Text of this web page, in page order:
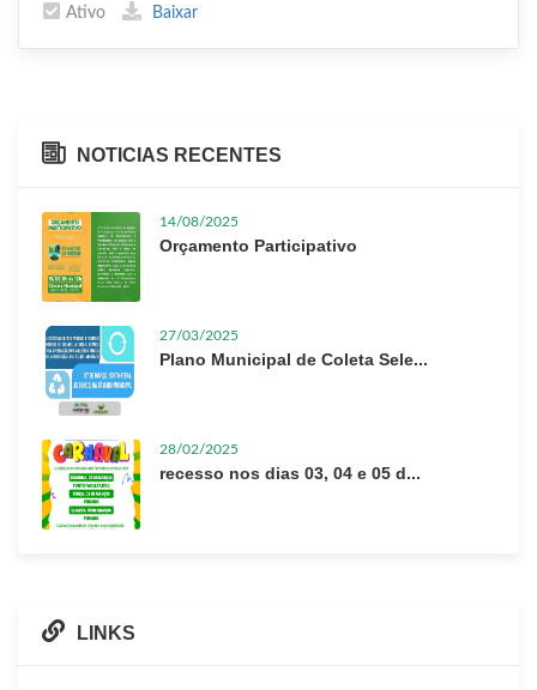
Ativo Baixar
NOTICIAS RECENTES
14/08/2025
Orçamento Participativo
27/03/2025
Plano Municipal de Coleta Sele...
28/02/2025
recesso nos dias 03, 04 e 05 d...
LINKS